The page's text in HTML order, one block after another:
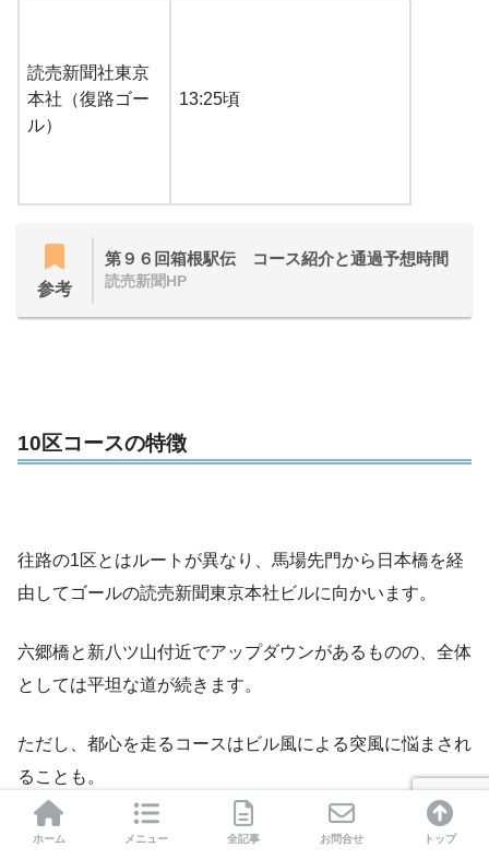
読売新聞社東京
本社（復路ゴー
ル）
13:25頃
参考
第９６回箱根駅伝 コース紹介と通過予想時間
読売新聞HP
10区コースの特徴
往路の1区とはルートが異なり、馬場先門から日本橋を経
由してゴールの読売新聞東京本社ビルに向かいます。
六郷橋と新八ツ山付近でアップダウンがあるものの、全体
としては平坦な道が続きます。
ただし、都心を走るコースはビル風による突風に悩まされ
ることも。
10区を走るアンカーは最後まで粘り強く走れる選手が好
ホーム メニュー 全記事 お問合せ トップ